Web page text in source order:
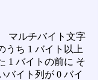
マルチバイト文字
うち 1 バイト以上
1 バイトの前に そ
バイト列が 0 バイ